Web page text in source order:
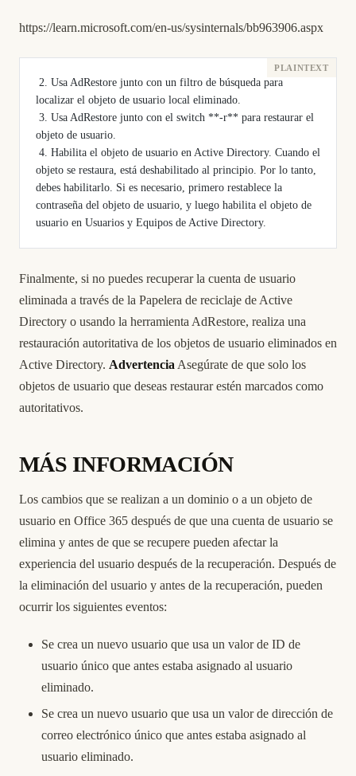
https://learn.microsoft.com/en-us/sysinternals/bb963906.aspx
2. Usa AdRestore junto con un filtro de búsqueda para
localizar el objeto de usuario local eliminado.
objeto de usuario.
objeto se restaura, está deshabilitado al principio. Por lo tanto,
debes habilitarlo. Si es necesario, primero restablece la
contraseña del objeto de usuario, y luego habilita el objeto de
usuario en Usuarios y Equipos de Active Directory.
Finalmente, si no puedes recuperar la cuenta de usuario
eliminada a través de la Papelera de reciclaje de Active
Directory o usando la herramienta AdRestore, realiza una
restauración autoritativa de los objetos de usuario eliminados en
Active Directory. Advertencia Asegúrate de que solo los
objetos de usuario que deseas restaurar estén marcados como
autoritativos.
MÁS INFORMACIÓN
Los cambios que se realizan a un dominio o a un objeto de
usuario en Office 365 después de que una cuenta de usuario se
elimina y antes de que se recupere pueden afectar la
experiencia del usuario después de la recuperación. Después de
la eliminación del usuario y antes de la recuperación, pueden
ocurrir los siguientes eventos:
Se crea un nuevo usuario que usa un valor de ID de
usuario único que antes estaba asignado al usuario
eliminado.
Se crea un nuevo usuario que usa un valor de dirección de
correo electrónico único que antes estaba asignado al
usuario eliminado.